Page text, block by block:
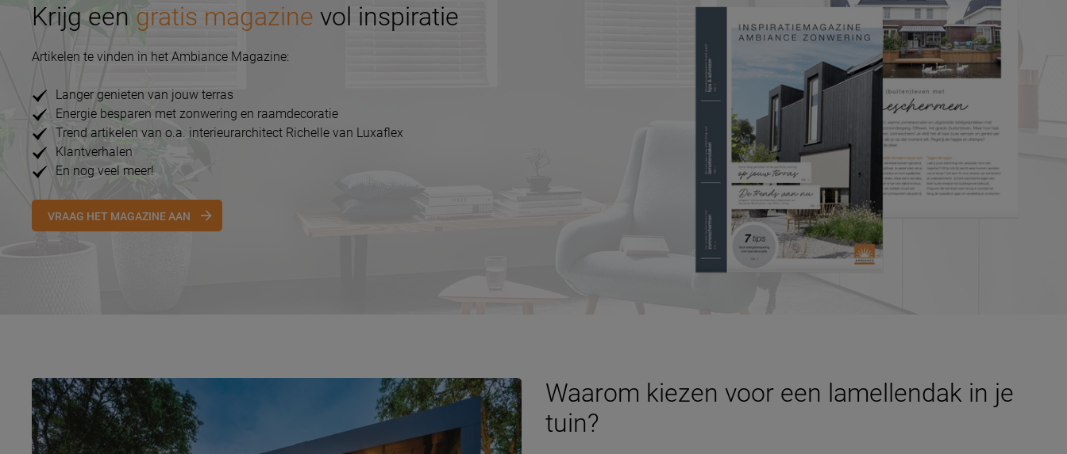
Krijg een gratis magazine vol inspiratie
Artikelen te vinden in het Ambiance Magazine:
Langer genieten van jouw terras
Energie besparen met zonwering en raamdecoratie
Trend artikelen van o.a. interieurarchitect Richelle van Luxaflex
Klantverhalen
En nog veel meer!
VRAAG HET MAGAZINE AAN
Waarom kiezen voor een lamellendak in je
tuin?